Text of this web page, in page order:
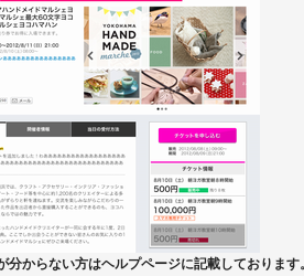
分からない方はヘルプページに記載しております